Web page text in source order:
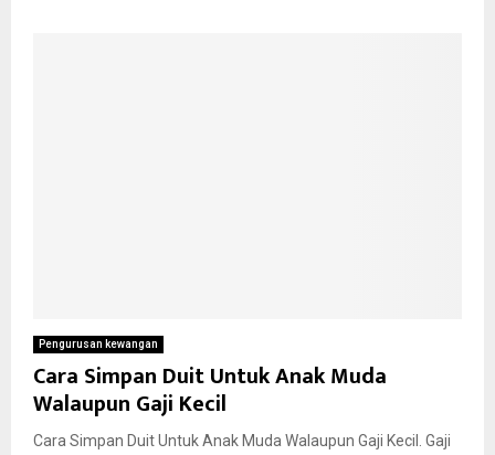
Pengurusan kewangan
Cara Simpan Duit Untuk Anak Muda
Walaupun Gaji Kecil
Cara Simpan Duit Untuk Anak Muda Walaupun Gaji Kecil. Gaji